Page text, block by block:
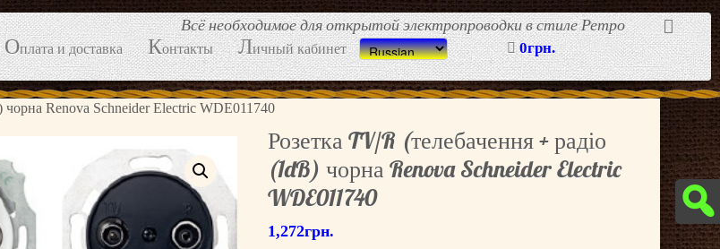
Всё необходимое для открытой электропроводки в стиле Ретро
Оплата и доставка Контакты Личный кабинет 0грн.
чорна Renova Schneider Electric WDE011740
Розетка TV/R (телебачення + радіо
(1dB) чорна Renova Schneider Electric
WDE011740
1,272грн.